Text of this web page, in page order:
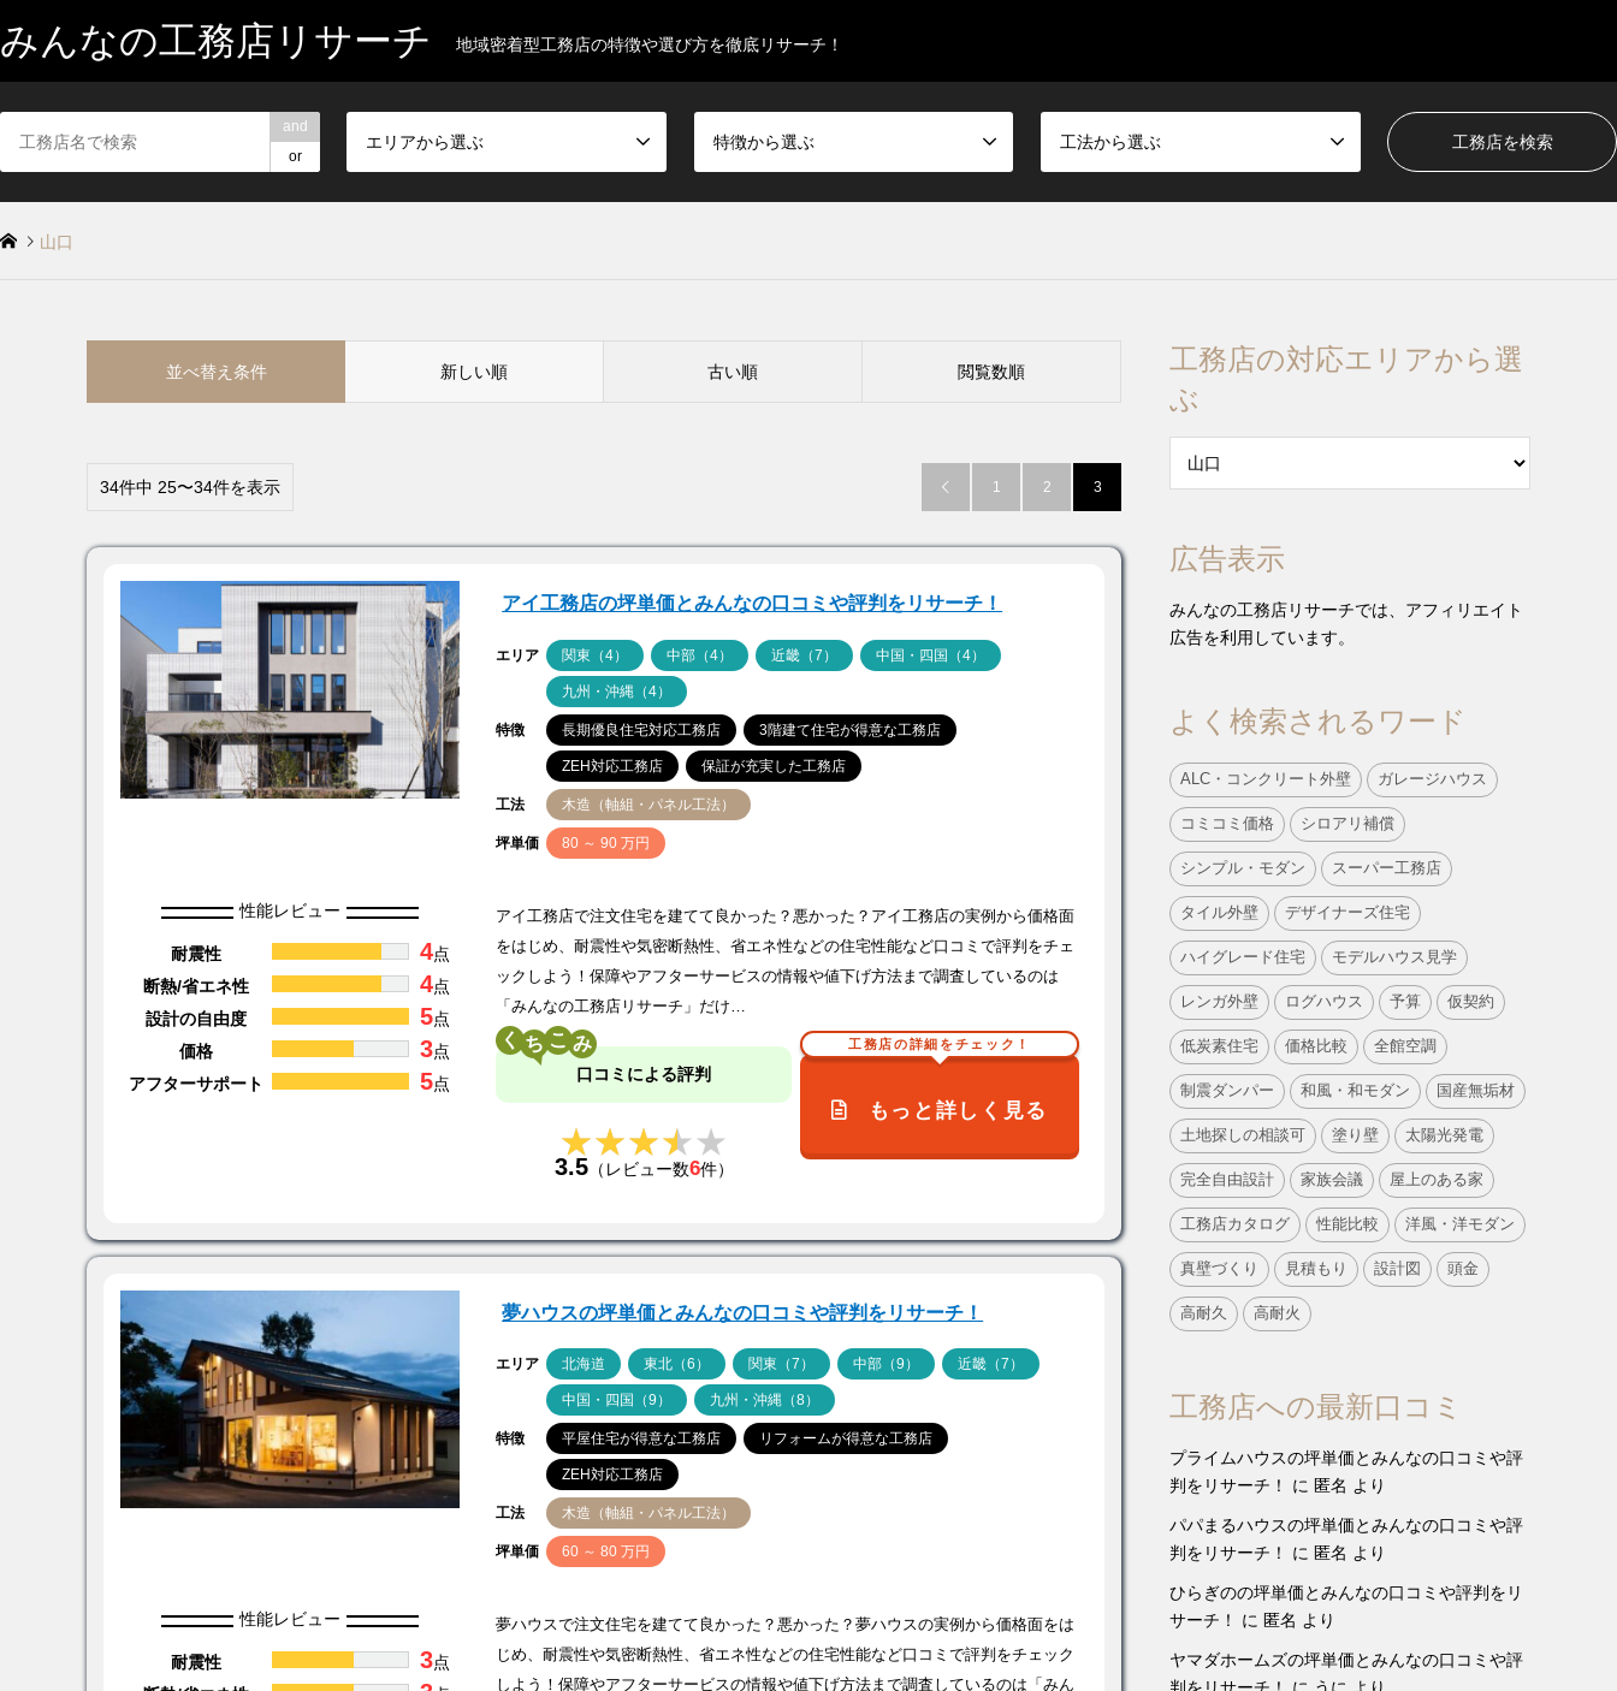
みんなの工務店リサーチ 地域密着型工務店の特徴や選び方を徹底リサーチ！
and
or
エリアから選ぶ 特徴から選ぶ 工法から選ぶ
山口
並べ替え条件 新しい順 古い順 閲覧数順
34件中 25〜34件を表示  1 2 3
アイ工務店の坪単価とみんなの口コミや評判をリサーチ！
エリア 関東（4） 中部（4） 近畿（7） 中国・四国（4）
九州・沖縄（4）
特徴 長期優良住宅対応工務店 3階建て住宅が得意な工務店
ZEH対応工務店 保証が充実した工務店
工法 木造（軸組・パネル工法）
坪単価 80 ～ 90 万円
性能レビュー
耐震性 4点
断熱/省エネ性
4点
設計の自由度
5点
価格
3点
アフターサポート
5点
アイ工務店で注文住宅を建てて良かった？悪かった？アイ工務店の実例から価格面
をはじめ、耐震性や気密断熱性、省エネ性などの住宅性能など口コミで評判をチェ
ックしよう！保障やアフターサービスの情報や値下げ方法まで調査しているのは
「みんなの工務店リサーチ」だけ…
く こ
口コミによる評判
★★★★★
★★★★★
3.5（レビュー数6件）
工務店の詳細をチェック！
もっと詳しく見る
夢ハウスの坪単価とみんなの口コミや評判をリサーチ！
エリア 北海道 東北（6） 関東（7） 中部（9） 近畿（7）
中国・四国（9） 九州・沖縄（8）
特徴 平屋住宅が得意な工務店 リフォームが得意な工務店
ZEH対応工務店
工法 木造（軸組・パネル工法）
坪単価 60 ～ 80 万円
性能レビュー
耐震性 3点
夢ハウスで注文住宅を建てて良かった？悪かった？夢ハウスの実例から価格面をは
じめ、耐震性や気密断熱性、省エネ性などの住宅性能など口コミで評判をチェック
しよう！保障やアフターサービスの情報や値下げ方法まで調査しているのは「みん
工務店の対応エリアから選
ぶ
広告表示
みんなの工務店リサーチでは、アフィリエイト
広告を利用しています。
よく検索されるワード
ALC・コンクリート外壁 ガレージハウス
コミコミ価格 シロアリ補償
シンプル・モダン スーパー工務店
タイル外壁 デザイナーズ住宅
ハイグレード住宅 モデルハウス見学
レンガ外壁 ログハウス 予算 仮契約
低炭素住宅 価格比較 全館空調
制震ダンパー 和風・和モダン 国産無垢材
土地探しの相談可 塗り壁 太陽光発電
完全自由設計 家族会議 屋上のある家
工務店カタログ 性能比較 洋風・洋モダン
真壁づくり 見積もり 設計図 頭金
高耐久 高耐火
工務店への最新口コミ
プライムハウスの坪単価とみんなの口コミや評
判をリサーチ！
に 匿名 より
パパまるハウスの坪単価とみんなの口コミや評
判をリサーチ！
に 匿名 より
ひらぎのの坪単価とみんなの口コミや評判をリ
サーチ！
に 匿名 より
ヤマダホームズの坪単価とみんなの口コミや評